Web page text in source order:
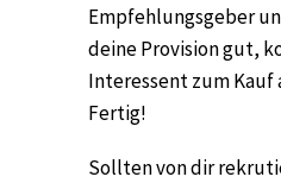
Empfehlungsgeber
deine Provision gut,
Interessent zum Kauf
Fertig!
Sollten von dir